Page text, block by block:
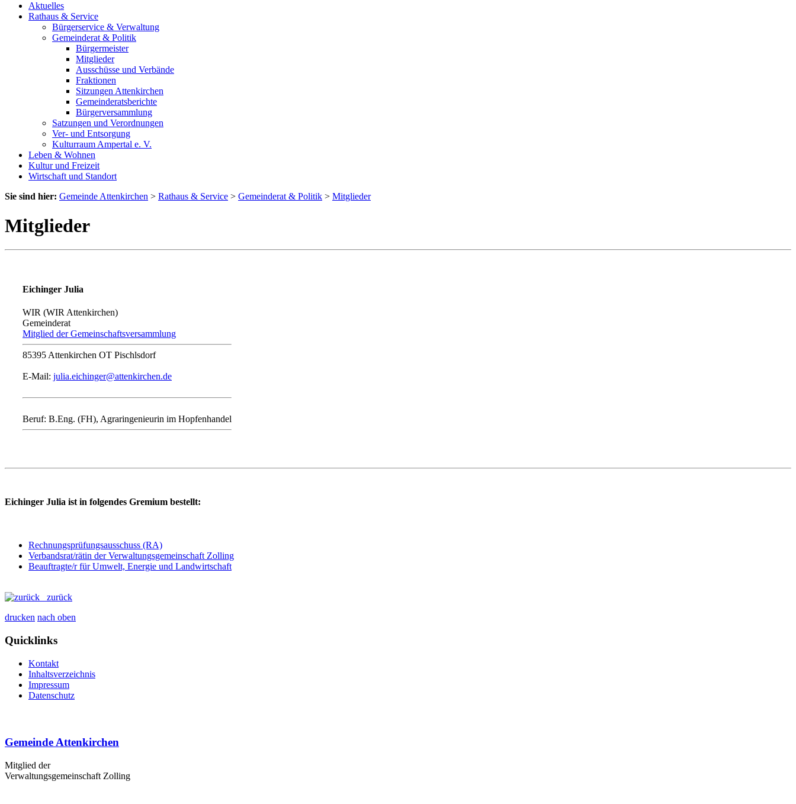
Aktuelles
Rathaus & Service
Bürgerservice & Verwaltung
Gemeinderat & Politik
Bürgermeister
Mitglieder
Ausschüsse und Verbände
Fraktionen
Sitzungen Attenkirchen
Gemeinderatsberichte
Bürgerversammlung
Satzungen und Verordnungen
Ver- und Entsorgung
Kulturraum Ampertal e. V.
Leben & Wohnen
Kultur und Freizeit
Wirtschaft und Standort
Sie sind hier: Gemeinde Attenkirchen > Rathaus & Service > Gemeinderat & Politik > Mitglieder
Mitglieder
Eichinger Julia
WIR (WIR Attenkirchen)
Gemeinderat
Mitglied der Gemeinschaftsversammlung
85395 Attenkirchen OT Pischlsdorf
E-Mail: julia.eichinger@attenkirchen.de
Beruf: B.Eng. (FH), Agraringenieurin im Hopfenhandel
Eichinger Julia ist in folgendes Gremium bestellt:
Rechnungsprüfungsausschuss (RA)
Verbandsrat/rätin der Verwaltungsgemeinschaft Zolling
Beauftragte/r für Umwelt, Energie und Landwirtschaft
zurück
drucken nach oben
Quicklinks
Kontakt
Inhaltsverzeichnis
Impressum
Datenschutz
Gemeinde Attenkirchen
Mitglied der
Verwaltungsgemeinschaft Zolling